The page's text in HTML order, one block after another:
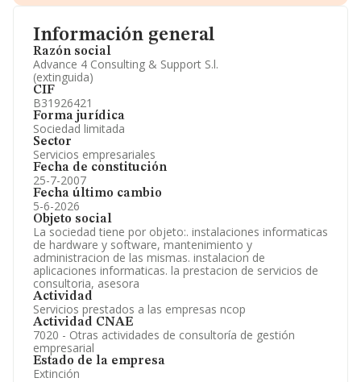
Información general
Razón social
Advance 4 Consulting & Support S.l.
(extinguida)
CIF
B31926421
Forma jurídica
Sociedad limitada
Sector
Servicios empresariales
Fecha de constitución
25-7-2007
Fecha último cambio
5-6-2026
Objeto social
La sociedad tiene por objeto:. instalaciones informaticas
de hardware y software, mantenimiento y
administracion de las mismas. instalacion de
aplicaciones informaticas. la prestacion de servicios de
consultoria, asesora
Actividad
Servicios prestados a las empresas ncop
Actividad CNAE
7020 - Otras actividades de consultoría de gestión
empresarial
Estado de la empresa
Extinción
Accionistas.
Artículos de prensa publicados sobre la empresa.
Información oficial y registral complementaria.